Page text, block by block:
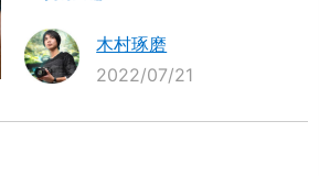
木村琢磨
2022/07/21